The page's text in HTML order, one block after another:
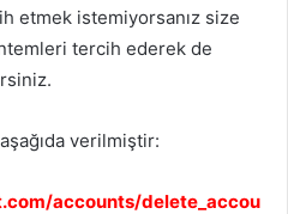
etmek istemiyorsanız size
tercih ederek de
verilmiştir:
accounts/delete_accou